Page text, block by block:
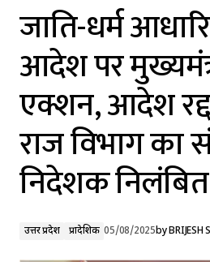
जाति-धर्म
आदेश पर
एक्शन, आदेश
राज विभाग का
निदेशक निलंबित
उत्तर प्रदेश प्रादेशिक 05/08/2025byBRIJESH